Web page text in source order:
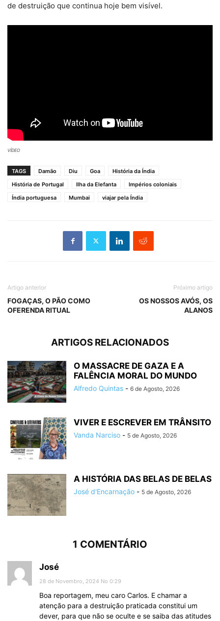
de destruição que continua hoje bem visível.
VÍDEO
TAGS Damão Diu Goa
História da Índia
História de Portugal
Ilha da Elefanta
Impérios coloniais
Índia portuguesa
Mumbai viajar pela Índia
Artigo anterior
FOGAÇAS, O PÃO COMO
OFERENDA RITUAL
Próximo artigo
OS NOSSOS AVÓS, OS
ALANOS
ARTIGOS RELACIONADOS
O MASSACRE DE GAZA E A
FALÊNCIA MORAL DO MUNDO
Alfredo Quintas - 6 de Agosto, 2026
VIVER E ESCREVER EM TRÂNSITO
Vanda Narciso - 5 de Agosto, 2026
A HISTÓRIA DAS BELAS DE BELAS
José d'Encarnação - 5 de Agosto, 2026
1 COMENTÁRIO
José
28 de Novembro, 2024 No 0:29
Boa reportagem, meu caro Carlos. E chamar a
atenção para a destruição praticada constitui um
dever, para que não se oculte e se saiba das atitudes